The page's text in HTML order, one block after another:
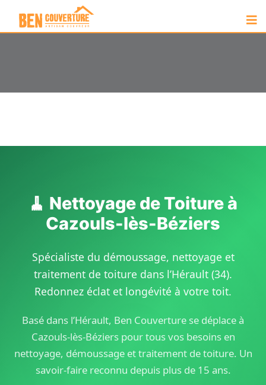
🧹 Nettoyage de Toiture à
Cazouls-lès-Béziers
Spécialiste du démoussage, nettoyage et
traitement de toiture dans l’Hérault (34).
Redonnez éclat et longévité à votre toit.
Basé dans l’Hérault, Ben Couverture se déplace à
Cazouls-lès-Béziers pour tous vos besoins en
nettoyage, démoussage et traitement de toiture. Un
savoir-faire reconnu depuis plus de 15 ans.